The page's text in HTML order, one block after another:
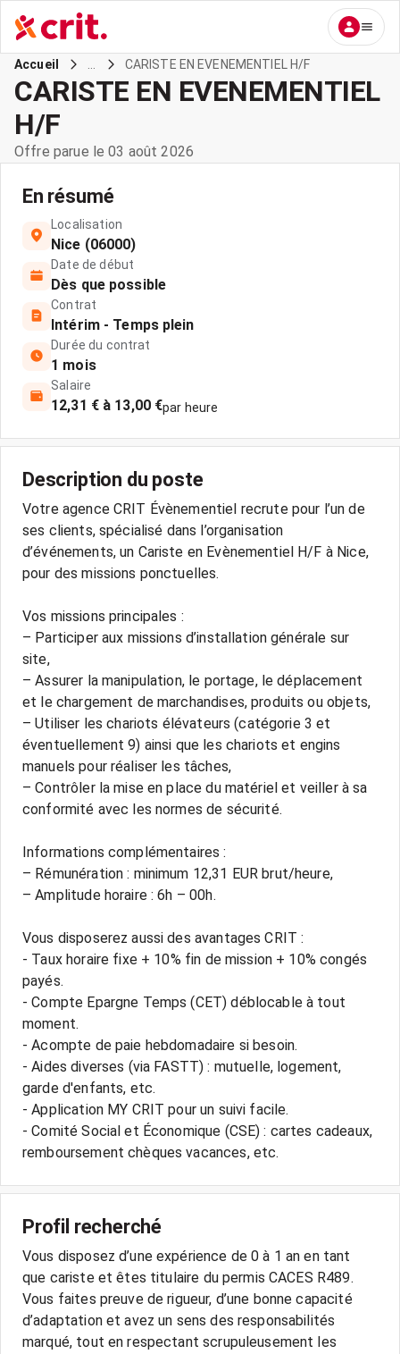
Accueil CARISTE EN EVENEMENTIEL H/F
CARISTE EN EVENEMENTIEL
H/F
Offre parue le 03 août 2026
En résumé
Localisation
Nice (06000)
Date de début
Dès que possible
Contrat
Intérim - Temps plein
Durée du contrat
1 mois
Salaire
12,31 € à 13,00 €par heure
Description du poste
Votre agence CRIT Évènementiel recrute pour l’un de
ses clients, spécialisé dans l’organisation
d’événements, un Cariste en Evènementiel H/F à Nice,
pour des missions ponctuelles.
Vos missions principales :
– Participer aux missions d’installation générale sur
site,
– Assurer la manipulation, le portage, le déplacement
et le chargement de marchandises, produits ou objets,
– Utiliser les chariots élévateurs (catégorie 3 et
éventuellement 9) ainsi que les chariots et engins
manuels pour réaliser les tâches,
– Contrôler la mise en place du matériel et veiller à sa
conformité avec les normes de sécurité.
Informations complémentaires :
– Rémunération : minimum 12,31 EUR brut/heure,
– Amplitude horaire : 6h – 00h.
Vous disposerez aussi des avantages CRIT :
- Taux horaire fixe + 10% fin de mission + 10% congés
payés.
- Compte Epargne Temps (CET) déblocable à tout
moment.
- Acompte de paie hebdomadaire si besoin.
- Aides diverses (via FASTT) : mutuelle, logement,
garde d'enfants, etc.
- Application MY CRIT pour un suivi facile.
- Comité Social et Économique (CSE) : cartes cadeaux,
remboursement chèques vacances, etc.
Profil recherché
Vous disposez d’une expérience de 0 à 1 an en tant
que cariste et êtes titulaire du permis CACES R489.
Vous faites preuve de rigueur, d’une bonne capacité
d’adaptation et avez un sens des responsabilités
marqué, tout en respectant scrupuleusement les